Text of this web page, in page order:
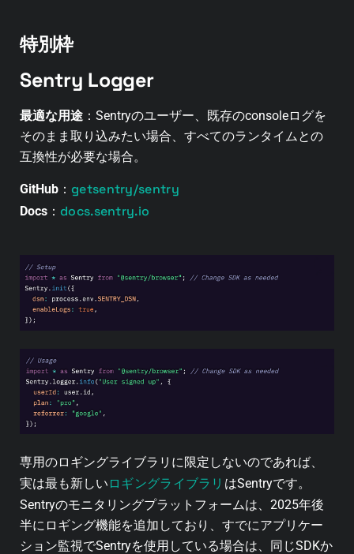
特別枠
Sentry Logger
最適な用途 ： Sentryのユーザー、既存のconsoleログを
そのまま取り込みたい場合、すべてのランタイムとの
互換性が必要な場合。
GitHub ： getsentry/sentry
Docs ： docs.sentry.io
専用のロギングライブラリに限定しないのであれば、
実は最も新しい ロギングライブラリ はSentryです。
Sentryのモニタリングプラットフォームは、2025年後
半にロギング機能を追加しており、すでにアプリケー
ション監視でSentryを使用している場合は、同じSDKか